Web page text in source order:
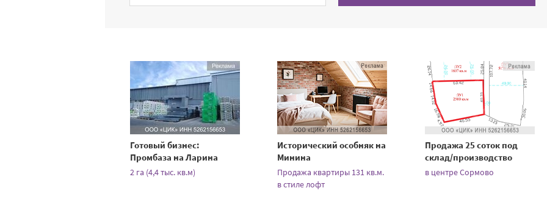
Готовый бизнес:
Промбаза на Ларина
2 га (4,4 тыс. кв.м)
Исторический особняк на
Минина
Продажа квартиры 131 кв.м.
в стиле лофт
Продажа 25 соток под
склад/производство
в центре Сормово